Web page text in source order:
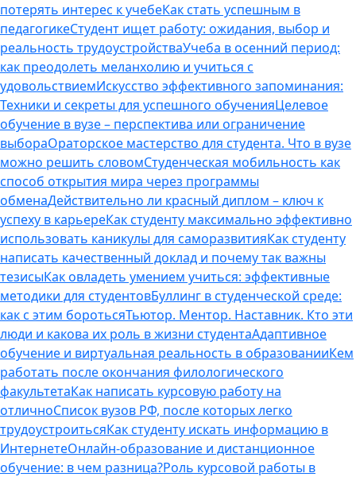
потерять интерес к учебеКак стать успешным в
педагогикеСтудент ищет работу: ожидания, выбор и
реальность трудоустройстваУчеба в осенний период:
как преодолеть меланхолию и учиться с
удовольствиемИскусство эффективного запоминания:
Техники и секреты для успешного обученияЦелевое
обучение в вузе – перспектива или ограничение
выбораОраторское мастерство для студента. Что в вузе
можно решить словомСтуденческая мобильность как
способ открытия мира через программы
обменаДействительно ли красный диплом – ключ к
успеху в карьереКак студенту максимально эффективно
использовать каникулы для саморазвитияКак студенту
написать качественный доклад и почему так важны
тезисыКак овладеть умением учиться: эффективные
методики для студентовБуллинг в студенческой среде:
как с этим боротьсяТьютор. Ментор. Наставник. Кто эти
люди и какова их роль в жизни студентаАдаптивное
обучение и виртуальная реальность в образованииКем
работать после окончания филологического
факультетаКак написать курсовую работу на
отличноСписок вузов РФ, после которых легко
трудоустроитьсяКак студенту искать информацию в
ИнтернетеОнлайн-образование и дистанционное
обучение: в чем разница?Роль курсовой работы в